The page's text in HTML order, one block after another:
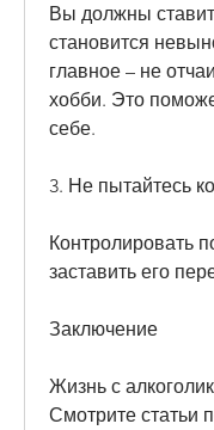
Вы должны
становится
главное – не
хобби. Это
себе.
3. Не пытайтесь
Контролировать
заставить его
Заключение
Жизнь с
Смотрите